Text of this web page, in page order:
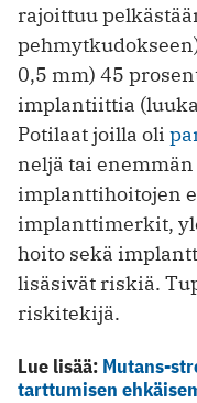
rajoittuu
0,5 mm) 45
implantiittia
Potilaat joilla oli
neljä tai
implanttihoitojen
implanttimerkit,
hoito sekä
lisäsivät riskiä.
riskitekijä.
Lue lisää: Mutans-
tarttumisen